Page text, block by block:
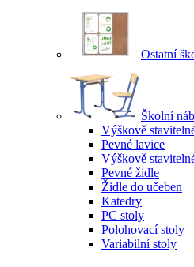
Ostatní
Školní
Výškově
Pevné lavice
Výškově
Pevné židle
Židle do učeben
Katedry
PC stoly
Polohovací stoly
Variabilní stoly